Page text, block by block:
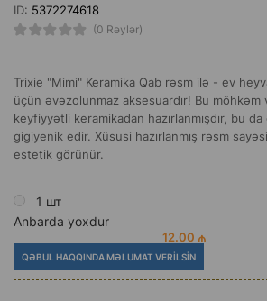
ID: 5372274618
(0 Rəylər)
Trixie "Mimi" Keramika Qab rəsm ilə - ev
üçün əvəzolunmaz aksesuardır! Bu
keyfiyyətli keramikadan hazırlanmışdır, bu da
gigiyenik edir. Xüsusi hazırlanmış rəsm
estetik görünür.
1 шт
Anbarda yoxdur
12.00 ₼
QƏBUL HAQQINDA MƏLUMAT VERILSIN